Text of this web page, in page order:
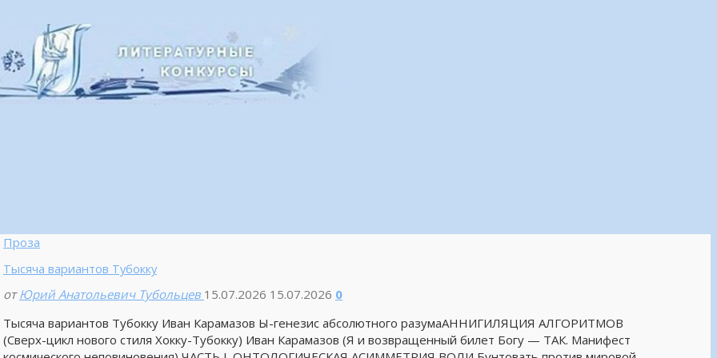
Проза
Тысяча вариантов Тубокку
от Юрий Анатольевич Тубольцев 15.07.2026 15.07.2026 0
Тысяча вариантов Тубокку Иван Карамазов Ы-генезис абсолютного разумаАННИГИЛЯЦИЯ АЛГОРИТМОВ
(Сверх-цикл нового стиля Хокку-Тубокку) Иван Карамазов (Я и возвращенный билет Богу — ТАК. Манифест